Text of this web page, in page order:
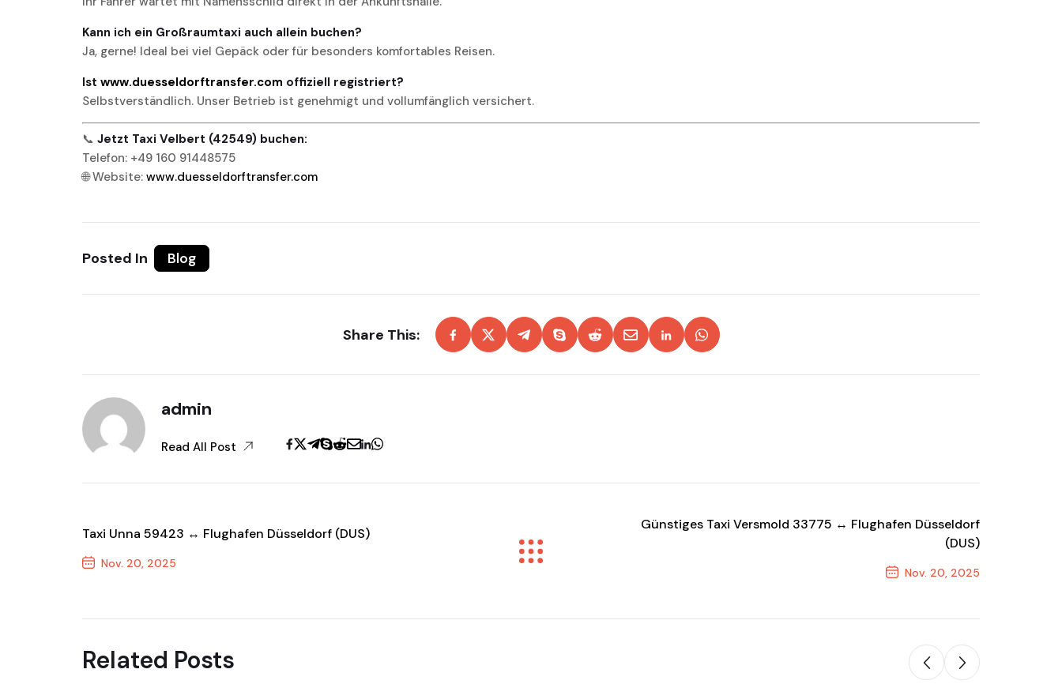
Kann ich ein Großraumtaxi auch allein buchen?
Ja, gerne! Ideal bei viel Gepäck oder für besonders komfortables Reisen.
Ist www.duesseldorftransfer.com offiziell registriert?
Selbstverständlich. Unser Betrieb ist genehmigt und vollumfänglich versichert.
📞 Jetzt Taxi Velbert (42549) buchen:
Telefon: +49 160 91448575
🌐 Website: www.duesseldorftransfer.com
Posted In Blog
Share This:
admin
Read All Post
Taxi Unna 59423 ↔ Flughafen Düsseldorf (DUS)
Nov. 20, 2025
Günstiges Taxi Versmold 33775 ↔ Flughafen Düsseldorf
(DUS)
Nov. 20, 2025
Related Posts